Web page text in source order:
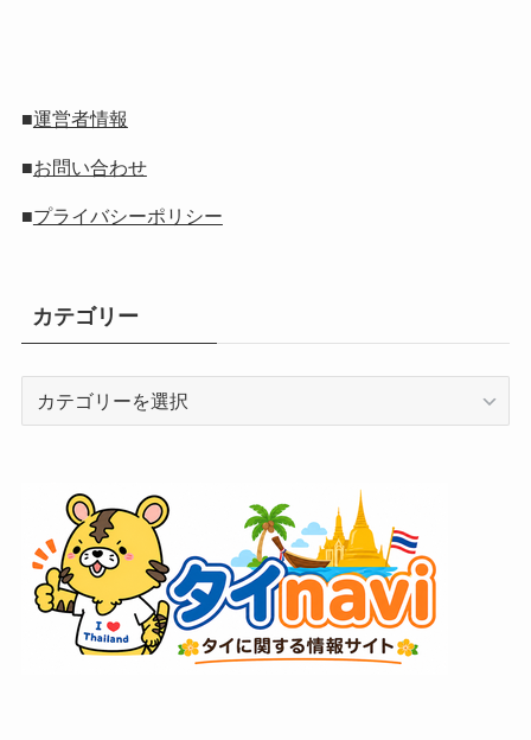
■運営者情報
■お問い合わせ
■プライバシーポリシー
カテゴリー